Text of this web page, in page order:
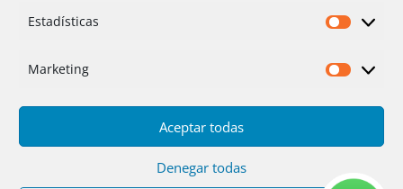
Estadísticas
Marketing
Aceptar todas
Denegar todas
Privacidad
Servicios Fotos
Placas solares
Ofertas 2025/26 Contacto